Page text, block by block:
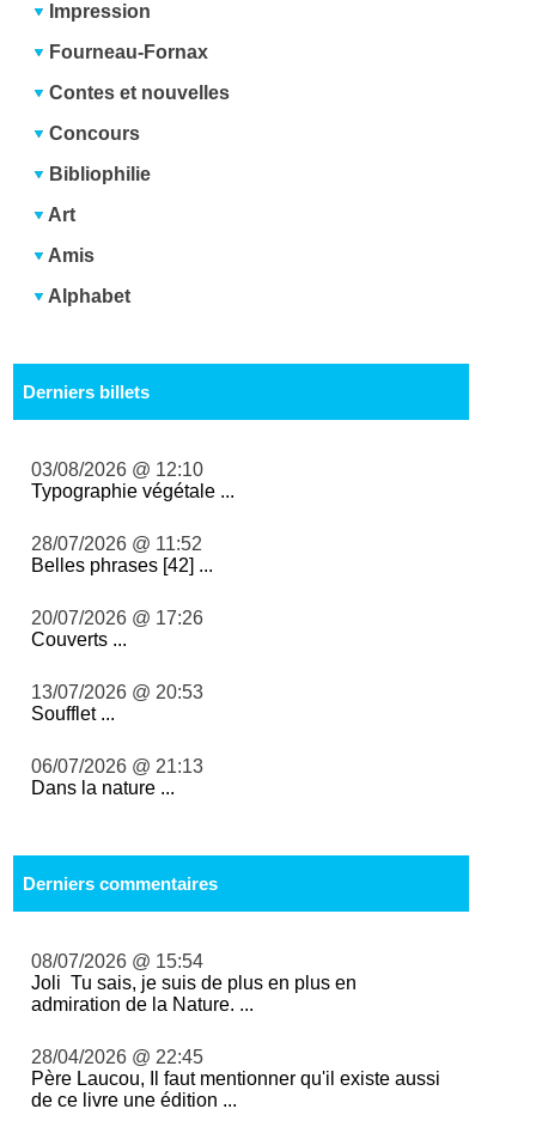
Impression
Fourneau-Fornax
Contes et nouvelles
Concours
Bibliophilie
Art
Amis
Alphabet
Derniers billets
03/08/2026 @ 12:10
Typographie végétale ...
28/07/2026 @ 11:52
Belles phrases [42] ...
20/07/2026 @ 17:26
Couverts ...
13/07/2026 @ 20:53
Soufflet ...
06/07/2026 @ 21:13
Dans la nature ...
Derniers commentaires
08/07/2026 @ 15:54
Joli Tu sais, je suis de plus en plus en
admiration de la Nature. ...
28/04/2026 @ 22:45
Père Laucou, Il faut mentionner qu'il existe aussi
de ce livre une édition ...